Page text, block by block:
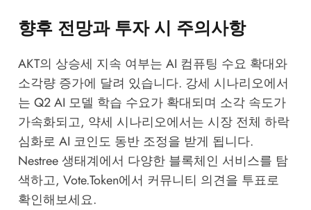
향후 전망과 투자 시 주의사항
AKT의 상승세 지속 여부는 AI 컴퓨팅 수요 확대와
소각량 증가에 달려 있습니다. 강세 시나리오에서
는 Q2 AI 모델 학습 수요가 확대되며 소각 속도가
가속화되고, 약세 시나리오에서는 시장 전체 하락
심화로 AI 코인도 동반 조정을 받게 됩니다.
Nestree 생태계에서 다양한 블록체인 서비스를 탐
색하고, Vote.Token에서 커뮤니티 의견을 투표로
확인해보세요.